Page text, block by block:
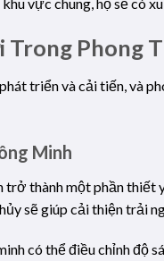
Phong
triển và cải tiến, và
Minh
thành một phần thiết
sẽ giúp cải thiện trải
có thể điều chỉnh độ